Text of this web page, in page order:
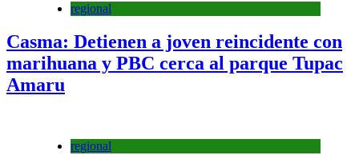
regional
Casma: Detienen a joven reincidente con
marihuana y PBC cerca al parque Tupac
Amaru
regional